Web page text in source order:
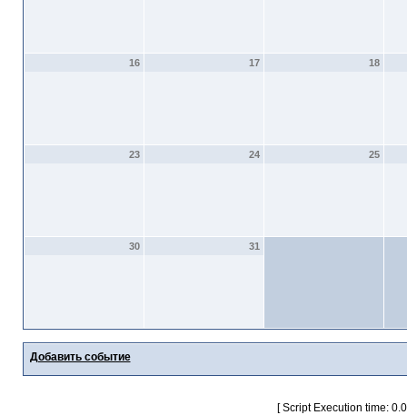
16 17 18
23 24 25
30 31
Добавить событие
[ Script Execution time: